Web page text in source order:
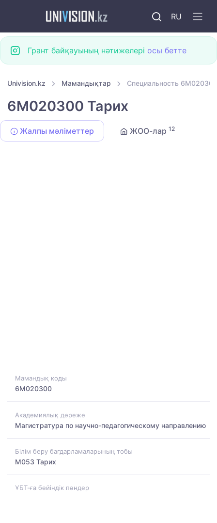
RU
Грант байқауының нәтижелері осы бетте
Univision.kz Мамандықтар Специальность
6M020300 Тарих
Жалпы мәліметтер ЖОО-лар 12
Мамандық коды
6M020300
Академиялық дәреже
Магистратура по научно-педагогическому направлению
Білім беру бағдарламаларының тобы
M053 Тарих
ҰБТ-ға бейіндік пәндер